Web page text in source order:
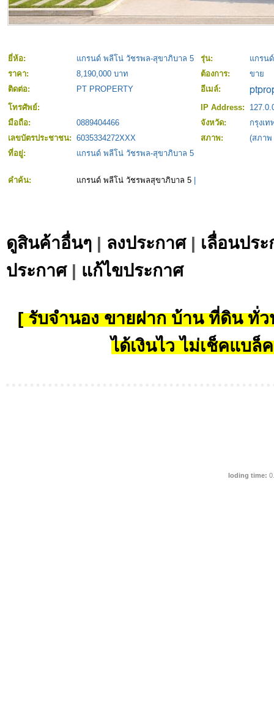
ยี่ห้อ: แกรนด์ พลีโน่ วัชรพล-สุขาภิบาล 5 รุ่น:
แกรน
ราคา:
8,190,000 บาท ต้องการ:
ขาย
ติดต่อ:
PT PROPERTY
อีเมล์:
โทรศัพย์:
IP Address:
มือถือ:
0889404466 จังหวัด:
กรุงเ
เลขบัตรประชาชน: 6035334272XXX สภาพ:
(สภาพ
ที่อยู่:
แกรนด์ พลีโน่ วัชรพล-สุขาภิบาล 5
คำค้น: แกรนด์ พลีโน่ วัชรพลสุขาภิบาล 5
ดูสินค้าอื่นๆ | ลงประกาศ| เลื่อนปร
ประกาศ| แก้ไขประกาศ
[ รับจำนอง ขายฝาก บ้าน ที่ดิน ทั่ว
ได้เงินไว ไม่เช็คแบล็
loding time: